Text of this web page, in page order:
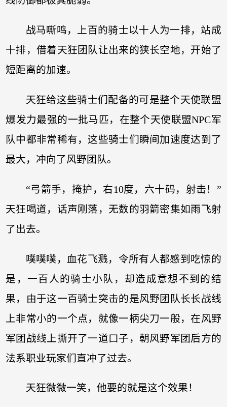
战马嘶鸣，上百的骑士以十人为一排，站成
十排，借着天狂团队让出来的狭长空地，开始了
短距离的加速。
天狂给这些骑士们配备的可是整个天使联盟
爆发力最强的一批马匹，在整个天使联盟NPC军
队中都非常稀有，这些骑士们瞬间加速度达到了
最大，冲向了风野团队。
“弓箭手，掩护，右10度，六十码，射击！”
天狂喝道，话声刚落，无数的羽箭密集如雨飞射
了出去。
噗噗噗，血花飞溅，令所有人都感到吃惊的
是，一百人的骑士小队，却造成意想不到的结
果，由于这一百骑士突击的是风野团队长长战线
上非常小的一个点，就像一柄尖刀一般，在风野
军团战线上撕开了一道口子，朝风野军团后方的
法系职业玩家们直冲了过去。
天狂微微一笑，他要的就是这个效果！